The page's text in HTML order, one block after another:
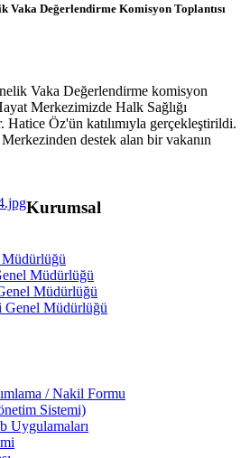
Vaka Değerlendirme Komisyon Toplantısı
Vaka Değerlendirme komisyon
Merkezimizde Halk Sağlığı
Hatice Öz'ün katılımıyla gerçekleştirildi.
destek alan bir vakanın
Kurumsal
Müdürlüğü
Müdürlüğü
Müdürlüğü
Müdürlüğü
/ Nakil Formu
Sistemi)
Uygulamaları